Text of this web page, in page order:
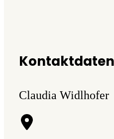
Kontaktdaten
Claudia Widlhofer